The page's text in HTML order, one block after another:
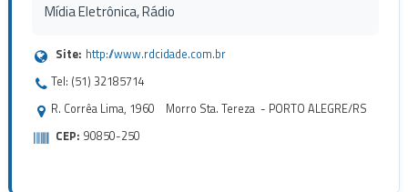
Mídia Eletrônica, Rádio
Site: http://www.rdcidade.com.br
Tel: (51) 32185714
R. Corrêa Lima, 1960 Morro Sta. Tereza - PORTO ALEGRE/RS
CEP: 90850-250